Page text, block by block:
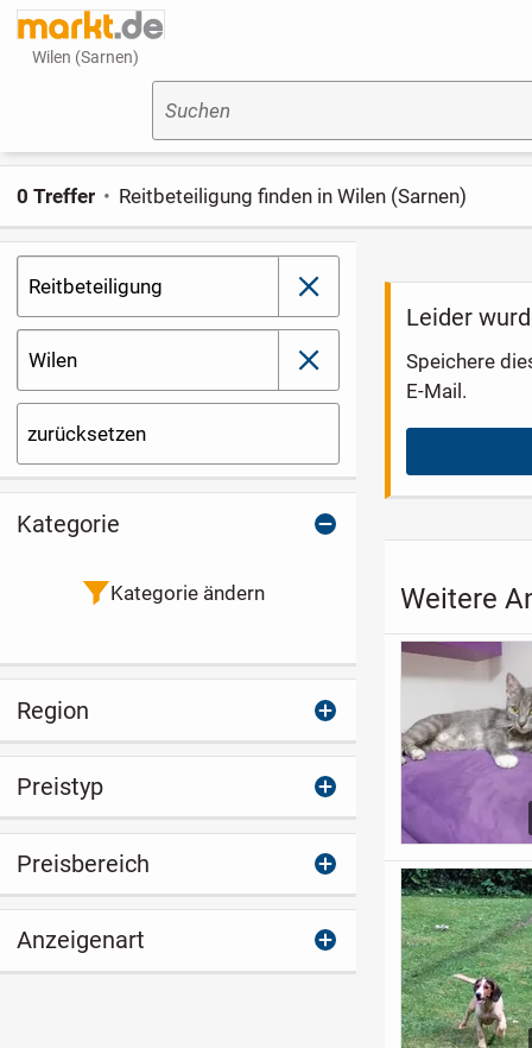
Wilen (Sarnen)
Suchen
Reitbeteiligung schließen
Wilen schließen
zurücksetzen
0 Treffer Reitbeteiligung finden in Wilen (Sarnen)
Leider
Speichere
E-Mail.
Weitere
Kategorie
Kategorie ändern
Region
Preistyp
Preisbereich
Anzeigenart